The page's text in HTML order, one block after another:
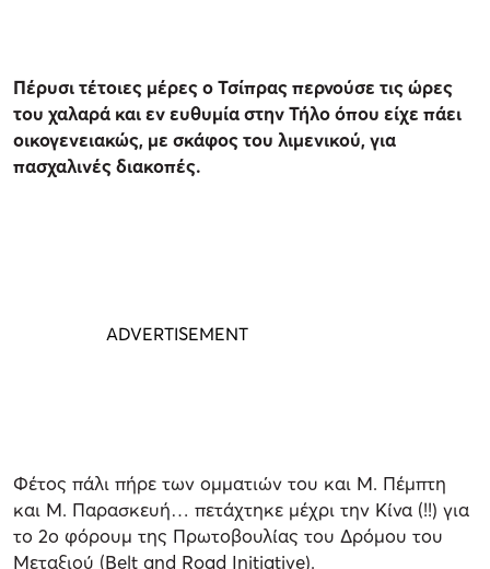
Πέρυσι τέτοιες μέρες ο Τσίπρας περνούσε τις ώρες
του χαλαρά και εν ευθυμία στην Τήλο όπου είχε πάει
οικογενειακώς, με σκάφος του λιμενικού, για
πασχαλινές διακοπές.
Φέτος πάλι πήρε των ομματιών του και Μ. Πέμπτη
και Μ. Παρασκευή… πετάχτηκε μέχρι την Κίνα (!!) για
το 2ο φόρουμ της Πρωτοβουλίας του Δρόμου του
Μεταξιού (Belt and Road Initiative).